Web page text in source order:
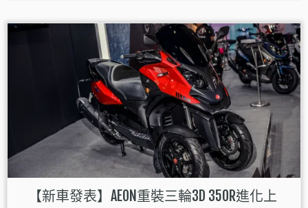
【新車發表】AEON重裝三輪3D 350R進化上